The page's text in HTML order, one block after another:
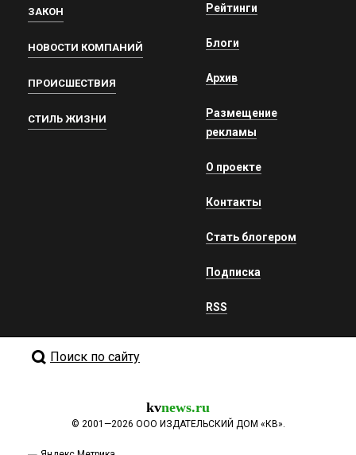
ЗАКОН
НОВОСТИ КОМПАНИЙ
ПРОИСШЕСТВИЯ
СТИЛЬ ЖИЗНИ
Рейтинги
Блоги
Архив
Размещение
рекламы
О проекте
Контакты
Стать блогером
Подписка
RSS
Поиск по сайту
kvnews.ru
© 2001—2026 ООО ИЗДАТЕЛЬСКИЙ ДОМ «КВ».